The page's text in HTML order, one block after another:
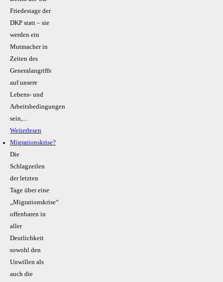
Friedestage der
DKP statt – sie
werden ein
Mutmacher in
Zeiten des
Generalangriffs
auf unsere
Lebens- und
Arbeitsbedingungen
sein,...
Weiterlesen
Migrationskrise?
Die
Schlagzeilen
der letzten
Tage über eine
„Migrationskrise“
offenbaren in
aller
Deutlichkeit
sowohl den
Unwillen als
auch die